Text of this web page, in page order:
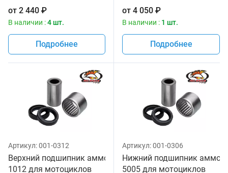
от 2 440 ₽
В наличии :4 шт.
Подробнее
от 4 050 ₽
В наличии : 1 шт.
Подробнее
Артикул:001-0312
Верхний подшипник аммортизатора All Balls 29-
1012 для мотоциклов
Артикул:001-0306
Нижний подшипник
5005 для мотоциклов